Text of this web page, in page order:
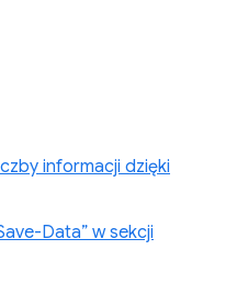
informacji dzięki
Data” w sekcji